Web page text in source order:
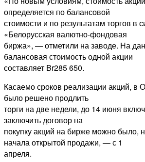
определяется по балансовой
стоимости и по результатам торгов в
«Белорусская валютно-фондовая
биржа», — отметили на заводе. На
балансовая стоимость одной акции
составляет Br285 650.
Касаемо сроков реализации акций, в
было решено продлить
торги на две недели, до 14 июня
заключить договор на
покупку акций на бирже можно было,
начала открытой продажи, — с 1
апреля.